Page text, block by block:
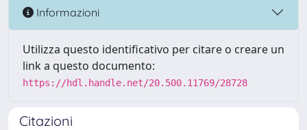
Informazioni
Utilizza questo identificativo per citare o creare un
link a questo documento:
https://hdl.handle.net/20.500.11769/28728
Citazioni